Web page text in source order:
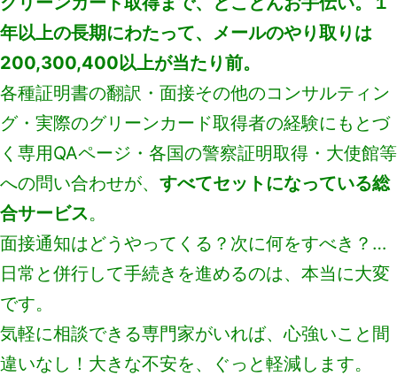
年以上の長期にわたって、メールのやり取りは
200,300,400以上が当たり前。
各種証明書の翻訳・面接その他のコンサルティン
グ・実際のグリーンカード取得者の経験にもとづ
く専用QAページ・各国の警察証明取得・大使館等
への問い合わせが、 すべてセットになっている総
合サービス。
面接通知はどうやってくる？次に何をすべき？…
日常と併行して手続きを進めるのは、本当に大変
です。
気軽に相談できる専門家がいれば、心強いこと間
違いなし！大きな不安を、ぐっと軽減します。